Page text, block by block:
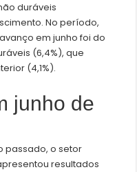
duráveis
No período,
em junho foi do
(6,4%), que
(4,1%).
junho de
passado, o setor
resultados